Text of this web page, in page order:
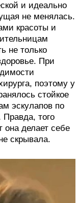
и идеально
не менялась.
красоты и
не только
При
поэтому у
стойкое
эскулапов по
Правда, того
она делает себе
скрывала.